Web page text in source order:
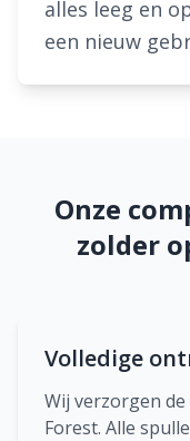
alles leeg en
een nieuw
Onze
zolder
Volledige
Wij verzorgen
Forest. Alle